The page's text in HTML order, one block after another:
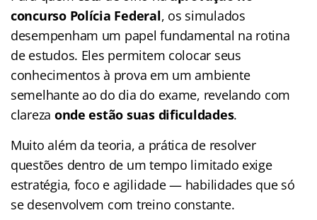
concurso Polícia Federal, os simulados
desempenham um papel fundamental na rotina
de estudos. Eles permitem colocar seus
conhecimentos à prova em um ambiente
semelhante ao do dia do exame, revelando com
clareza onde estão suas dificuldades.
Muito além da teoria, a prática de resolver
questões dentro de um tempo limitado exige
estratégia, foco e agilidade — habilidades que só
se desenvolvem com treino constante.